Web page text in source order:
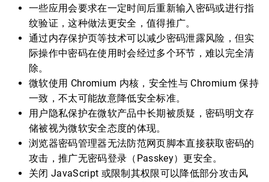
一些应用会要求在一定时间后重新输入密码或进行指
纹验证，这种做法更安全，值得推广。
通过内存保护页等技术可以减少密码泄露风险，但实
际操作中密码在使用时会经过多个环节，难以完全清
除。
微软使用 Chromium 内核，安全性与 Chromium 保持
一致，不太可能故意降低安全标准。
用户隐私保护在微软产品中长期被质疑，密码明文存
储被视为微软安全态度的体现。
浏览器密码管理器无法防范网页脚本直接获取密码的
攻击，推广无密码登录（Passkey）更安全。
关闭 JavaScript 或限制其权限可以降低部分攻击风